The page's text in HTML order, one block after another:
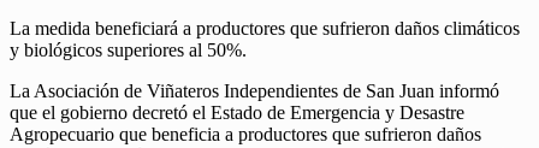
La medida beneficiará a productores que sufrieron daños climáticos
y biológicos superiores al 50%.
La Asociación de Viñateros Independientes de San Juan informó
que el gobierno decretó el Estado de Emergencia y Desastre
Agropecuario que beneficia a productores que sufrieron daños